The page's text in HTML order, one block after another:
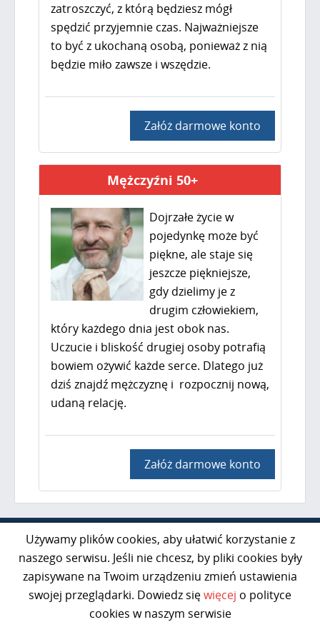
zatroszczyć, z którą będziesz mógł
spędzić przyjemnie czas. Najważniejsze
to być z ukochaną osobą, ponieważ z nią
będzie miło zawsze i wszędzie.
Załóż darmowe konto
Mężczyźni 50+
Dojrzałe życie w
pojedynkę może być
piękne, ale staje się
jeszcze piękniejsze,
gdy dzielimy je z
drugim człowiekiem,
który każdego dnia jest obok nas.
Uczucie i bliskość drugiej osoby potrafią
bowiem ożywić każde serce. Dlatego już
dziś znajdź mężczyznę i rozpocznij nową,
udaną relację.
Załóż darmowe konto
Al. Jerozolimskie 85 lok. 21
02-001 Warszawa
kontakt@razem50plus.pl
Infolinia:+48 669-047-091
Używamy plików cookies, aby ułatwić korzystanie z
naszego serwisu. Jeśli nie chcesz, by pliki cookies były
zapisywane na Twoim urządzeniu zmień ustawienia
swojej przeglądarki. Dowiedz sięwięcej o polityce
cookies w naszym serwisie